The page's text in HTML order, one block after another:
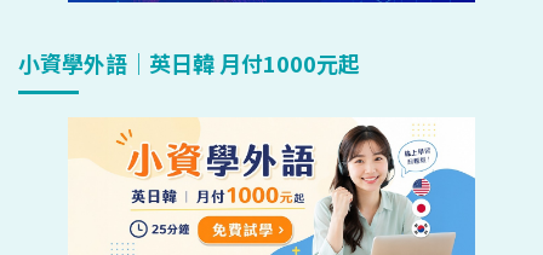
小資學外語｜英日韓 月付1000元起